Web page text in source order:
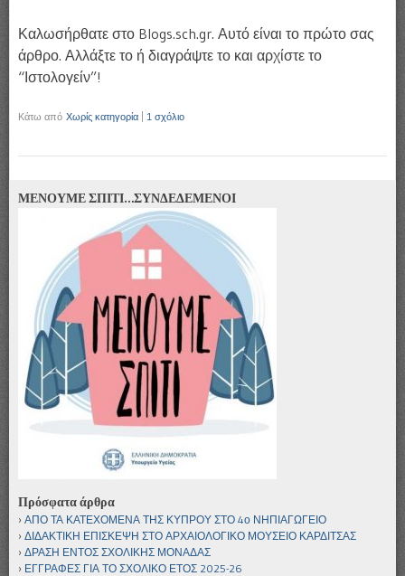
Καλωσήρθατε στο Blogs.sch.gr. Αυτό είναι το πρώτο σας
άρθρο. Αλλάξτε το ή διαγράψτε το και αρχίστε το
“Ιστολογείν”!
Κάτω από Χωρίς κατηγορία 1 σχόλιο
ΜΕΝΟΥΜΕ ΣΠΙΤΙ…ΣΥΝΔΕΔΕΜΕΝΟΙ
Πρόσφατα άρθρα
ΑΠΟ ΤΑ ΚΑΤΕΧΟΜΕΝΑ ΤΗΣ ΚΥΠΡΟΥ ΣΤΟ 4ο ΝΗΠΙΑΓΩΓΕΙΟ
ΔΙΔΑΚΤΙΚΗ ΕΠΙΣΚΕΨΗ ΣΤΟ ΑΡΧΑΙΟΛΟΓΙΚΟ ΜΟΥΣΕΙΟ ΚΑΡΔΙΤΣΑΣ
ΔΡΑΣΗ ΕΝΤΟΣ ΣΧΟΛΙΚΗΣ ΜΟΝΑΔΑΣ
ΕΓΓΡΑΦΕΣ ΓΙΑ ΤΟ ΣΧΟΛΙΚΟ ΕΤΟΣ 2025-26